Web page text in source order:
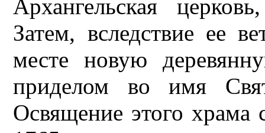
Архангельская
Затем, вследствие ее
месте новую
приделом во имя
Освящение этого храма